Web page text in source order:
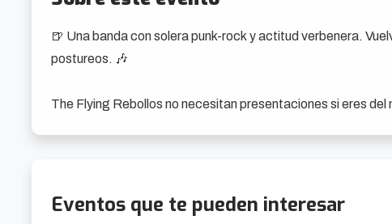
🍺 Una banda con solera punk-rock y actitud verbenera.
postureos. 🎶
The Flying Rebollos no necesitan presentaciones si eres
Su regreso no es revival: es pura resistencia. Suben al
desparrame al dardo social, y ese sonido que huele a local
Eventos que te pueden interesar